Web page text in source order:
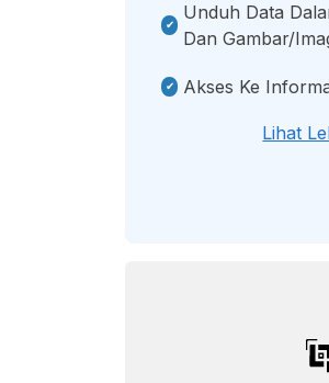
Unduh Data
Dan Gambar/
Akses Ke
Lihat